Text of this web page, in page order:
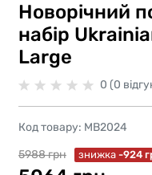
Новорічний
набір
Large
0 (0
Код товару: MB2024
5988 грн
знижка -924